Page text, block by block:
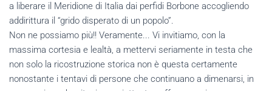
a liberare il Meridione di Italia dai perfidi Borbone accogliendo
addirittura il “grido disperato di un popolo”.
Non ne possiamo più!! Veramente... Vi invitiamo, con la
massima cortesia e lealtà, a mettervi seriamente in testa che
non solo la ricostruzione storica non è questa certamente
nonostante i tentavi di persone che continuano a dimenarsi, in